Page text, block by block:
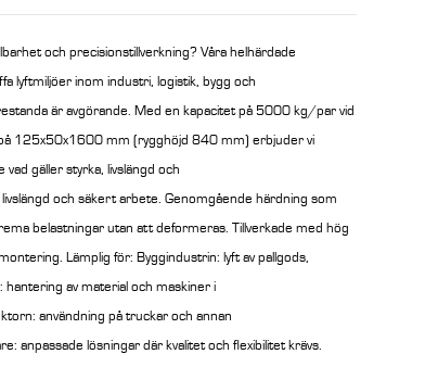
och precisionstillverkning? Våra helhärdade
lyftmiljöer inom industri, logistik, bygg och
är avgörande.Med en kapacitet på 5000 kg/par vid
125x50x1600 mm (rygghöjd 840 mm) erbjuder vi
gäller styrka, livslängd och
och säkert arbete. Genomgående härdning som
belastningar utan att deformeras. Tillverkade med hög
Lämplig för: Byggindustrin: lyft av pallgods,
av material och maskiner i
användning på truckar och annan
anpassade lösningar där kvalitet och flexibilitet krävs.